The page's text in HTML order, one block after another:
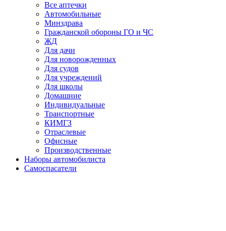
Все аптечки
Автомобильные
Минздрава
Гражданской обороны ГО и ЧС
ЖД
Для дачи
Для новорожденных
Для судов
Для учреждений
Для школы
Домашние
Индивидуальные
Транспортные
КИМГЗ
Отраслевые
Офисные
Производственные
Наборы автомобилиста
Самоспасатели